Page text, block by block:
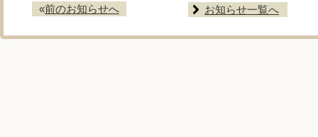
«前のお知らせへ お知らせ一覧へ